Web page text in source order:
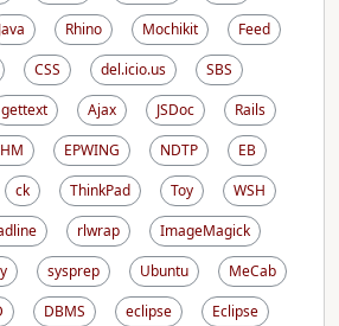
Java Rhino Mochikit
Feed
CSS del.icio.us
SBS
gettext Ajax JSDoc
Rails
EPWING NDTP
EB
ck ThinkPad Toy
WSH
rlwrap
ImageMagick
sysprep Ubuntu
MeCab
DBMS eclipse
Eclipse